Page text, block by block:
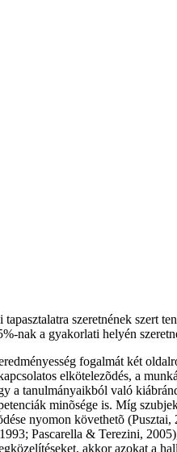
szeretnének szert
nak a gyakorlati helyén
fogalmát két
elkötelezõdés, a
a tanulmányaikból való
minõsége is. Míg
nyomon követhetõ
Pascarella & Terezini,
akkor azokat a